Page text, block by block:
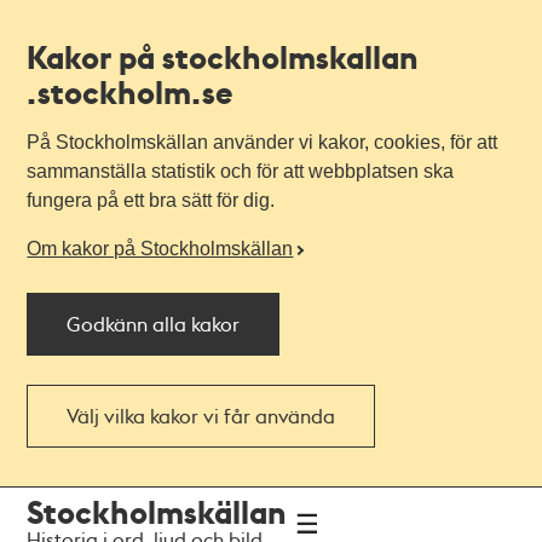
Kakor på stockholmskallan
.stockholm.se
På Stockholmskällan använder vi kakor, cookies, för att
sammanställa statistik och för att webbplatsen ska
fungera på ett bra sätt för dig.
Om kakor på Stockholmskällan
Godkänn alla kakor
Välj vilka kakor vi får använda
navigationen
huvudinnehållet
Stockholmskällan